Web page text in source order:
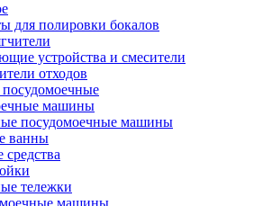
для полировки бокалов
устройства и смесители
отходов
машины
посудомоечные машины
ванны
тележки
машины